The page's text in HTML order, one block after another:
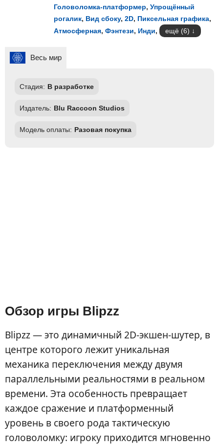
Головоломка-платформер, Упрощённый
рогалик, Вид сбоку, 2D, Пиксельная графика,
Атмосферная, Фэнтези, Инди, ещё (6)
Весь мир
Стадия: В разработке
Издатель: Blu Raccoon Studios
Модель оплаты: Разовая покупка
Обзор игры Blipzz
Blipzz — это динамичный 2D-экшен-шутер, в
центре которого лежит уникальная
механика переключения между двумя
параллельными реальностями в реальном
времени. Эта особенность превращает
каждое сражение и платформенный
уровень в своего рода тактическую
головоломку: игроку приходится мгновенно